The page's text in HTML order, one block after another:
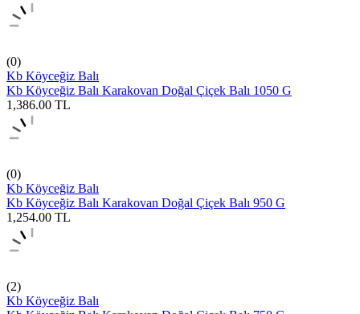
(0)
Kb Köyceğiz Balı
Kb Köyceğiz Balı Karakovan Doğal Çiçek Balı 1050 G
1,386.00 TL
(0)
Kb Köyceğiz Balı
Kb Köyceğiz Balı Karakovan Doğal Çiçek Balı 950 G
1,254.00 TL
(2)
Kb Köyceğiz Balı